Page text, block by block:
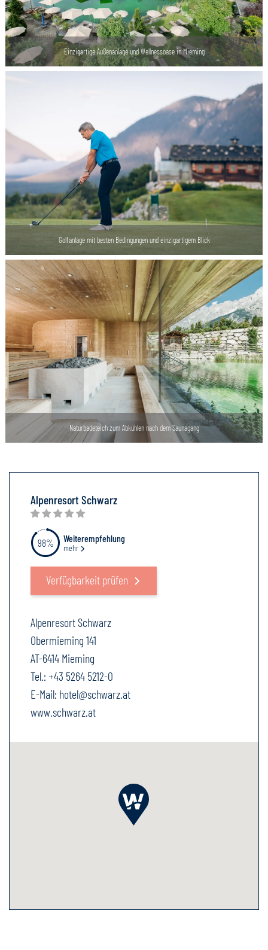
Einzigartige Außenanlage und Wellnessoase in Mieming
Golfanlage mit besten Bedingungen und einzigartigem Blick
Naturbadeteich zum Abkühlen nach dem Saunagang
Alpenresort Schwarz
98% Weiterempfehlung
mehr
Verfügbarkeit prüfen
Alpenresort Schwarz
Obermieming 141
AT-6414 Mieming
Tel.: +43 5264 5212-0
E-Mail: hotel@schwarz.at
www.schwarz.at